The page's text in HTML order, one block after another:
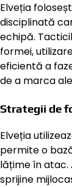
Elveția
disciplinată
echipă.
formei,
eficientă a
de a marca
Strategii de
Elveția
permite o
lățime în
sprijine